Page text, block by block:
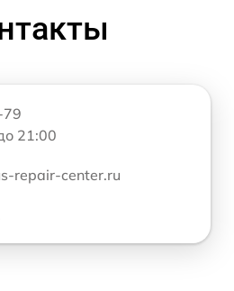
79
21:00
repair-center.ru